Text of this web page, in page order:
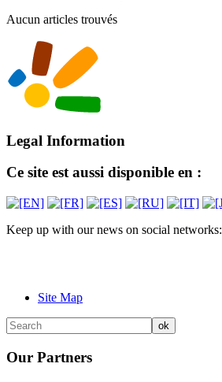
Aucun articles trouvés
Legal Information
Ce site est aussi disponible en :
Keep up with our news on social networks:
Site Map
Our Partners